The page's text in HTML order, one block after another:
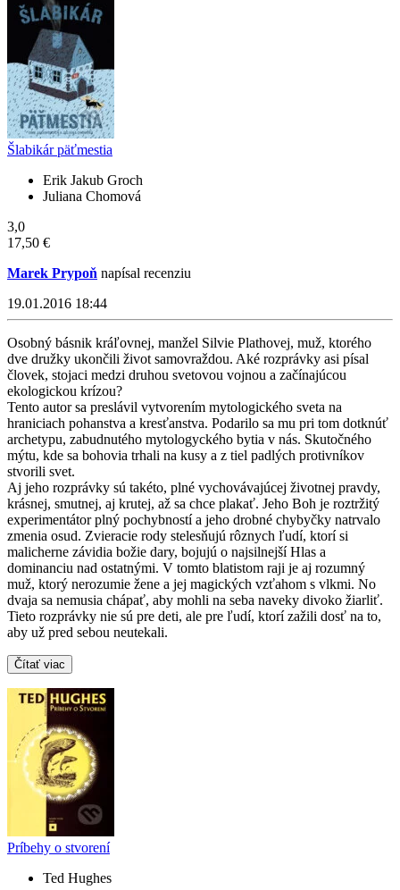
Šlabikár päťmestia
Erik Jakub Groch
Juliana Chomová
3,0
17,50 €
Marek Prypoň napísal recenziu
19.01.2016 18:44
Osobný básnik kráľovnej, manžel Silvie Plathovej, muž, ktorého
dve družky ukončili život samovraždou. Aké rozprávky asi písal
človek, stojaci medzi druhou svetovou vojnou a začínajúcou
ekologickou krízou?
Tento autor sa preslávil vytvorením mytologického sveta na
hraniciach pohanstva a kresťanstva. Podarilo sa mu pri tom dotknúť
archetypu, zabudnutého mytologyckého bytia v nás. Skutočného
mýtu, kde sa bohovia trhali na kusy a z tiel padlých protivníkov
stvorili svet.
Aj jeho rozprávky sú takéto, plné vychovávajúcej životnej pravdy,
krásnej, smutnej, aj krutej, až sa chce plakať. Jeho Boh je roztržitý
experimentátor plný pochybností a jeho drobné chybyčky natrvalo
zmenia osud. Zvieracie rody stelesňujú rôznych ľudí, ktorí si
malicherne závidia božie dary, bojujú o najsilnejší Hlas a
dominanciu nad ostatnými. V tomto blatistom raji je aj rozumný
muž, ktorý nerozumie žene a jej magických vzťahom s vlkmi. No
dvaja sa nemusia chápať, aby mohli na seba naveky divoko žiarliť.
Tieto rozprávky nie sú pre deti, ale pre ľudí, ktorí zažili dosť na to,
aby už pred sebou neutekali.
Čítať viac
Príbehy o stvorení
Ted Hughes